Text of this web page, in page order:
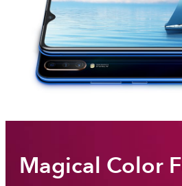
Magical Color